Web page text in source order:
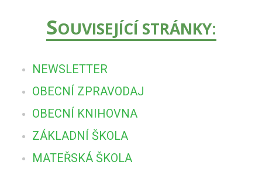
SOUVISEJÍCÍ STRÁNKY:
NEWSLETTER
OBECNÍ ZPRAVODAJ
OBECNÍ KNIHOVNA
ZÁKLADNÍ ŠKOLA
MATEŘSKÁ ŠKOLA